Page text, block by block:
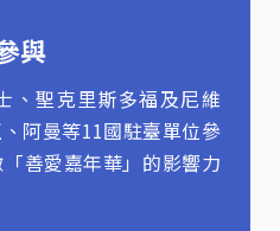
與
、聖克里斯多福及尼維
阿曼等11國駐臺單位參
善愛嘉年華」的影響力